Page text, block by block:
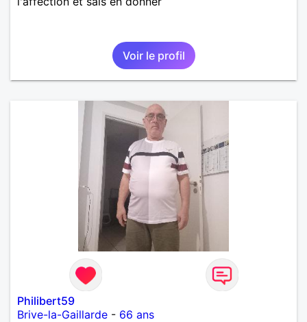
Voir le profil
Philibert59
Brive-la-Gaillarde - 66 ans